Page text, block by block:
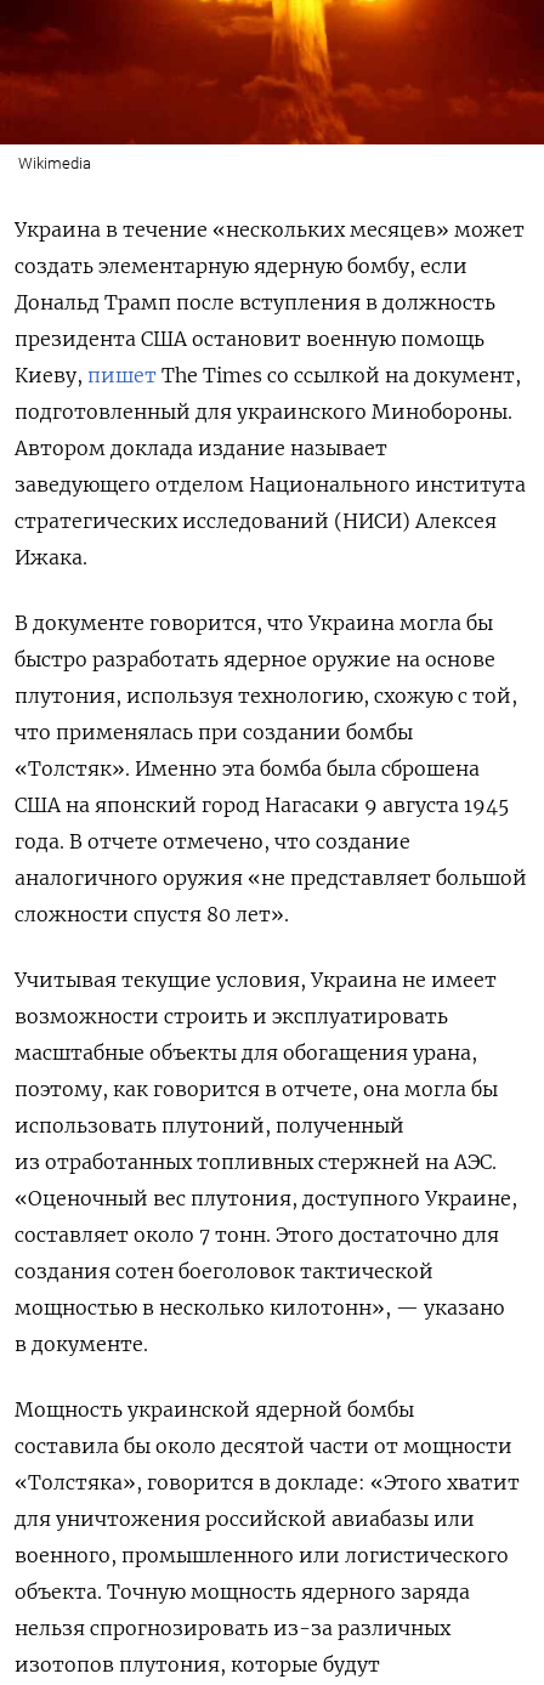
Wikimedia
Украина в течение «нескольких месяцев» может
создать элементарную ядерную бомбу, если
Дональд Трамп после вступления в должность
президента США остановит военную помощь
Киеву, пишет The Times со ссылкой на документ,
подготовленный для украинского Минобороны.
Автором доклада издание называет
заведующего отделом Национального института
стратегических исследований (НИСИ) Алексея
Ижака.
В документе говорится, что Украина могла бы
быстро разработать ядерное оружие на основе
плутония, используя технологию, схожую с той,
что применялась при создании бомбы
«Толстяк». Именно эта бомба была сброшена
США на японский город Нагасаки 9 августа 1945
года. В отчете отмечено, что создание
аналогичного оружия «не представляет большой
сложности спустя 80 лет».
Учитывая текущие условия, Украина не имеет
возможности строить и эксплуатировать
масштабные объекты для обогащения урана,
поэтому, как говорится в отчете, она могла бы
использовать плутоний, полученный
из отработанных топливных стержней на АЭС.
«Оценочный вес плутония, доступного Украине,
составляет около 7 тонн. Этого достаточно для
создания сотен боеголовок тактической
мощностью в несколько килотонн», — указано
в документе.
Мощность украинской ядерной бомбы
составила бы около десятой части от мощности
«Толстяка», говорится в докладе: «Этого хватит
для уничтожения российской авиабазы или
военного, промышленного или логистического
объекта. Точную мощность ядерного заряда
нельзя спрогнозировать из-за различных
изотопов плутония, которые будут